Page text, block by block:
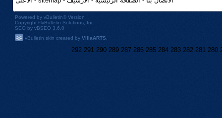
Powered by vBulletin®Version
Copyright ©vBulletin Solutions, Inc
SEO by vBSEO 3.6.0
vBulletin skin created by VillaARTS
280
281
282
283
284
285
286
287
289
290
291
292